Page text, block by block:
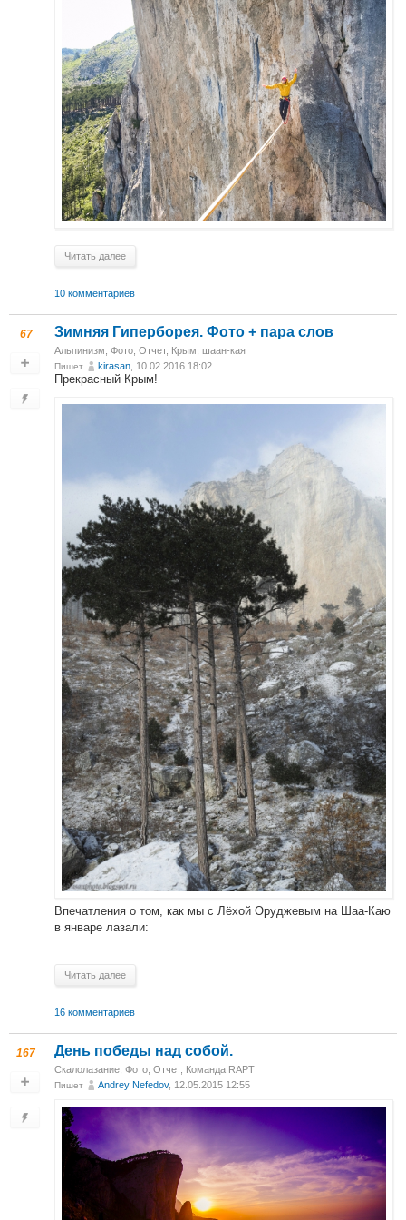
Читать далее
10 комментариев
67 Зимняя Гиперборея. Фото + пара слов
Альпинизм Фото Отчет, Крым, шаан-кая
Пишет kirasan , 10.02.2016 18:02
Прекрасный Крым!
Впечатления о том, как мы с Лёхой Оруджевым на Шаа-Каю
в январе лазали:
Читать далее
16 комментариев
167 День победы над собой.
Скалолазание Фото Отчет, Команда RAPT
Пишет Andrey Nefedov, 12.05.2015 12:55